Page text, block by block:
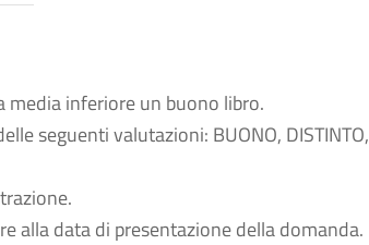
media inferiore un buono libro.
seguenti valutazioni: BUONO, DISTINTO,
alla data di presentazione della domanda.